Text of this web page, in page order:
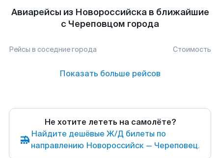
Авиарейсы из Новороссийска в ближайшие
с Череповцом города
Рейсы в соседние города Стоимость
Показать больше рейсов
Не хотите лететь на самолёте?
Найдите дешёвые Ж/Д билеты по
направлению Новороссийск — Череповец.